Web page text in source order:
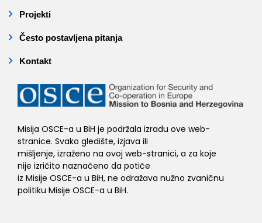
Projekti
Često postavljena pitanja
Kontakt
Misija OSCE-a u BiH je podržala izradu ove web-
stranice. Svako gledište, izjava ili
mišljenje, izraženo na ovoj web-stranici, a za koje
nije izričito naznačeno da potiče
iz Misije OSCE-a u BiH, ne odražava nužno zvaničnu
politiku Misije OSCE-a u BiH.